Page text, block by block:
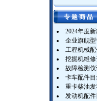
专 题 商 品
2024年度
企业旗舰
工程机械
挖掘机维
故障检测
卡车配件
重卡柴油
发动机配